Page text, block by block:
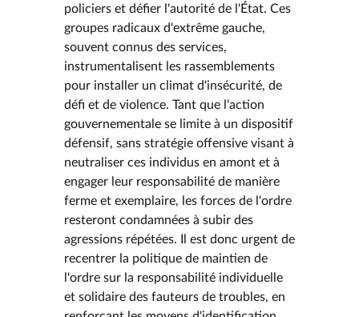
policiers et défier l'autorité de l'État. Ces
groupes radicaux d'extrême gauche,
souvent connus des services,
instrumentalisent les rassemblements
pour installer un climat d'insécurité, de
défi et de violence. Tant que l'action
gouvernementale se limite à un dispositif
défensif, sans stratégie offensive visant à
neutraliser ces individus en amont et à
engager leur responsabilité de manière
ferme et exemplaire, les forces de l'ordre
resteront condamnées à subir des
agressions répétées. Il est donc urgent de
recentrer la politique de maintien de
l'ordre sur la responsabilité individuelle
et solidaire des fauteurs de troubles, en